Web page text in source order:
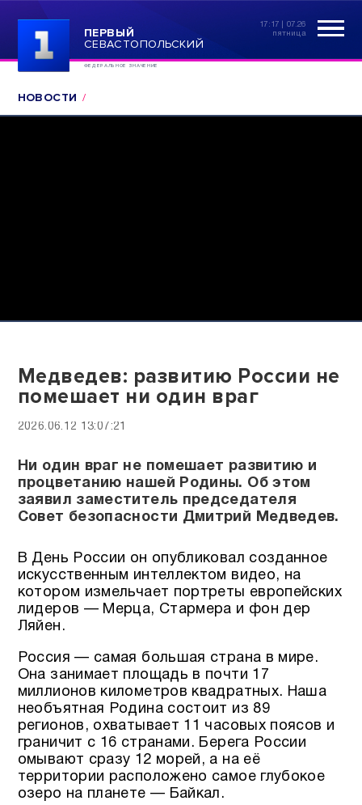
ПЕРВЫЙ
СЕВАСТОПОЛЬСКИЙ
ФЕДЕРАЛЬНОЕ ЗНАЧЕНИЕ
17:17 | 07.26
пятница
НОВОСТИ
Медведев: развитию России не
помешает ни один враг
2026.06.12 13:07:21
Ни один враг не помешает развитию и
процветанию нашей Родины. Об этом
заявил заместитель председателя
Совет безопасности Дмитрий Медведев.
В День России он опубликовал созданное
искусственным интеллектом видео, на
котором измельчает портреты европейских
лидеров — Мерца, Стармера и фон дер
Ляйен.
Россия — самая большая страна в мире.
Она занимает площадь в почти 17
миллионов километров квадратных. Наша
необъятная Родина состоит из 89
регионов, охватывает 11 часовых поясов и
граничит с 16 странами. Берега России
омывают сразу 12 морей, а на её
территории расположено самое глубокое
озеро на планете — Байкал.